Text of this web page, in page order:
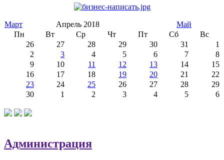
Март Апрель 2018
Май
Пн
Вт Ср Чт Пт Сб
Вс
26
27 28 29 30 31
1
2
3 4 5 6 7
8
9
10 11 12 13 14
15
16
17 18 19 20 21
22
23
24 25 26 27 28
29
30
1 2 3 4 5 6
Администрация